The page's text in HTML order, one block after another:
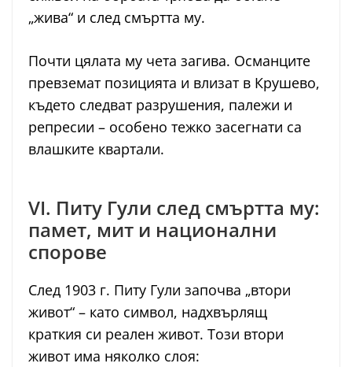
„жива“ и след смъртта му.
Почти цялата му чета загива. Османците
превземат позицията и влизат в Крушево,
където следват разрушения, палежи и
репресии – особено тежко засегнати са
влашките квартали.
VI. Питу Гули след смъртта му:
памет, мит и национални
спорове
След 1903 г. Питу Гули започва „втори
живот“ – като символ, надхвърлящ
краткия си реален живот. Този втори
живот има няколко слоя: